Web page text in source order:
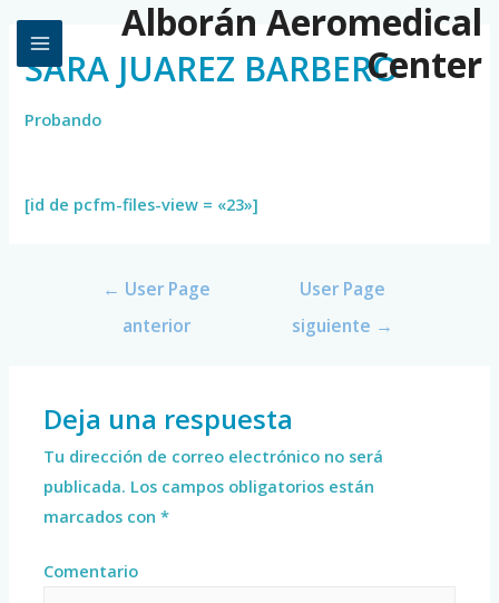
Alborán Aeromedical
Center
SARA JUAREZ BARBERO
Probando
[id de pcfm-files-view = «23»]
← User Page
anterior
User Page
siguiente →
Deja una respuesta
Tu dirección de correo electrónico no será
publicada. Los campos obligatorios están
marcados con*
Comentario